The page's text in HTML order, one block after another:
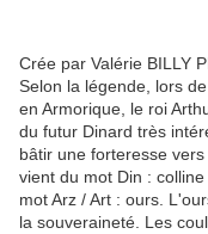
Crée par Valérie BILLY
Selon la légende, lors
en Armorique, le roi
du futur Dinard très
bâtir une forteresse
vient du mot Din :
mot Arz / Art : ours.
la souveraineté. Les